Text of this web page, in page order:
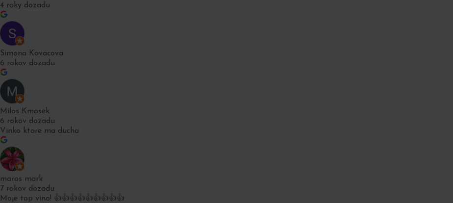
4 roky dozadu
Simona Kovacova
6 rokov dozadu
Milos Kmosek
6 rokov dozadu
Vinko ktore ma ducha
maros mark
7 rokov dozadu
Moje top víno! 👍👍👍👍👍👍👍👍👍